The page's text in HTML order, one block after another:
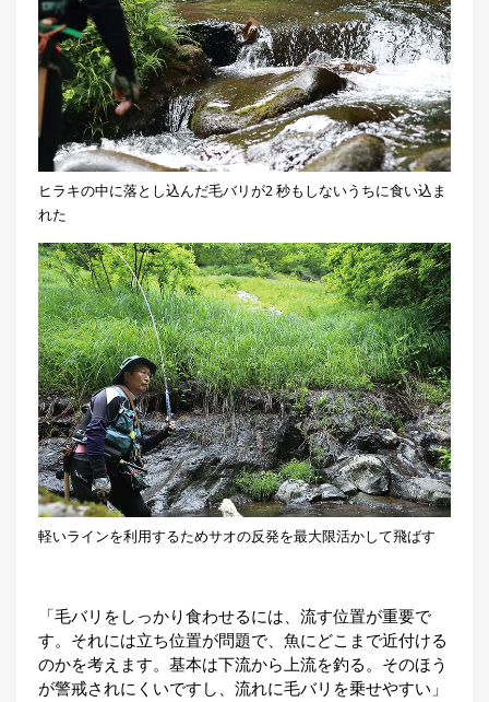
ヒラキの中に落とし込んだ毛バリが2 秒もしないうちに食い込ま
れた
軽いラインを利用するためサオの反発を最大限活かして飛ばす
「毛バリをしっかり食わせるには、流す位置が重要で
す。それには立ち位置が問題で、魚にどこまで近付ける
のかを考えます。基本は下流から上流を釣る。そのほう
が警戒されにくいですし、流れに毛バリを乗せやすい」
お
問
合
わ